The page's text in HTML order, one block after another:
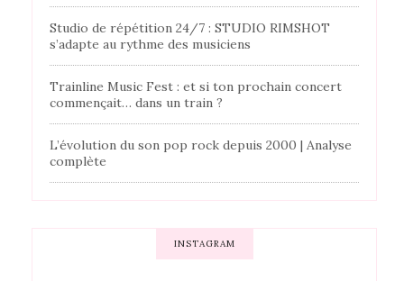
Studio de répétition 24/7 : STUDIO RIMSHOT
s’adapte au rythme des musiciens
Trainline Music Fest : et si ton prochain concert
commençait… dans un train ?
L’évolution du son pop rock depuis 2000 | Analyse
complète
INSTAGRAM